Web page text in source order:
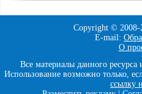
Copyright © 2008-
E-mail:
О
Все материалы данного ресурса
Использование возможно только,
ссылку